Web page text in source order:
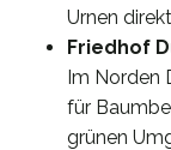
Urnen
Friedhof
Im Norden
für
grünen